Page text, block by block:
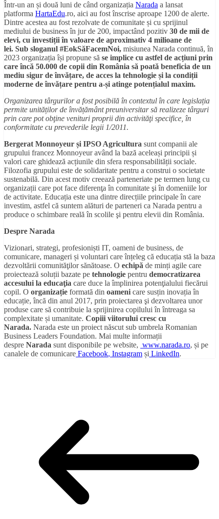
Într-un an și două luni de când organizația Narada a lansat
platforma HartaEdu.ro, aici au fost înscrise aproape 1200 de alerte.
Dintre acestea au fost rezolvate de comunitate și cu sprijinul
mediului de business în jur de 200, impactând pozitiv 30 de mii de
elevi, cu investiții în valoare de aproximativ 4 milioane de
lei. Sub sloganul #EokSăFacemNoi, misiunea Narada continuă, în
2023 organizația își propune să se implice cu astfel de acțiuni prin
care încă 50.000 de copii din România să poată beneficia de un
mediu sigur de învățare, de acces la tehnologie și la condiții
moderne de învățare pentru a-și atinge potențialul maxim.
Organizarea târgurilor a fost posibilă în contextul în care legislația
permite unităților de învățământ preuniversitar să realizeze târguri
prin care pot obţine venituri proprii din activităţi specifice, în
conformitate cu prevederile legii 1/2011.
Bergerat Monnoyeur și IPSO Agricultura sunt companii ale
grupului francez Monnoyeur având la bază aceleași principii și
valori care ghidează acțiunile din sfera responsabilității sociale.
Filozofia grupului este de solidaritate pentru a construi o societate
sustenabilă. Din acest motiv creează parteneriate pe termen lung cu
organizații care pot face diferenţa în comunitate şi în domeniile lor
de activitate. Educația este una dintre direcțiile principale în care
investim, astfel că suntem alături de parteneri ca Narada pentru a
produce o schimbare reală în scolile şi pentru elevii din România.
Despre Narada
Vizionari, strategi, profesioniști IT, oameni de business, de
comunicare, manageri și voluntari care înțeleg că educația stă la baza
dezvoltării comunităţilor sănătoase. O echipă de minți agile care
proiectează soluții bazate pe tehnologie pentru democratizarea
accesului la educaţia care duce la împlinirea potenţialului fiecărui
copil. O organizație formată din oameni care susțin inovația în
educație, încă din anul 2017, prin proiectarea şi dezvoltarea unor
produse care să contribuie la sprijinirea copilului în întreaga sa
complexitate și umanitate. Copiii viitorului cresc cu
Narada. Narada este un proiect născut sub umbrela Romanian
Business Leaders Foundation. Mai multe informații
despre Narada sunt disponibile pe website, www.narada.ro, și pe
canalele de comunicare Facebook, Instagram și LinkedIn.